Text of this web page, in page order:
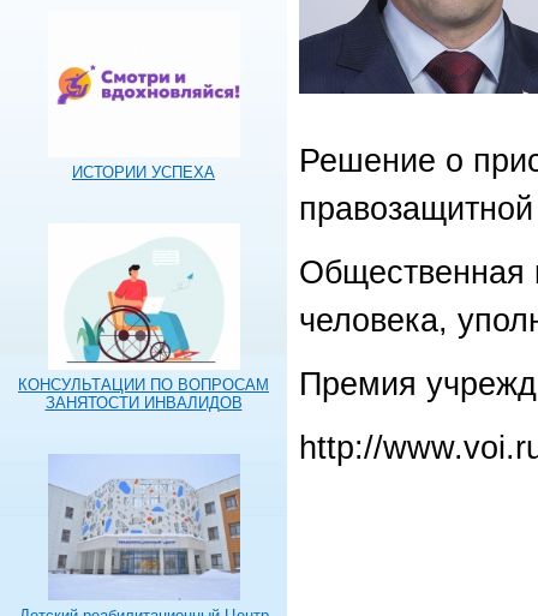
ИСТОРИИ УСПЕХА
КОНСУЛЬТАЦИИ ПО ВОПРОСАМ
ЗАНЯТОСТИ ИНВАЛИДОВ
Решение о
Общественная
человека,
Премия
http://